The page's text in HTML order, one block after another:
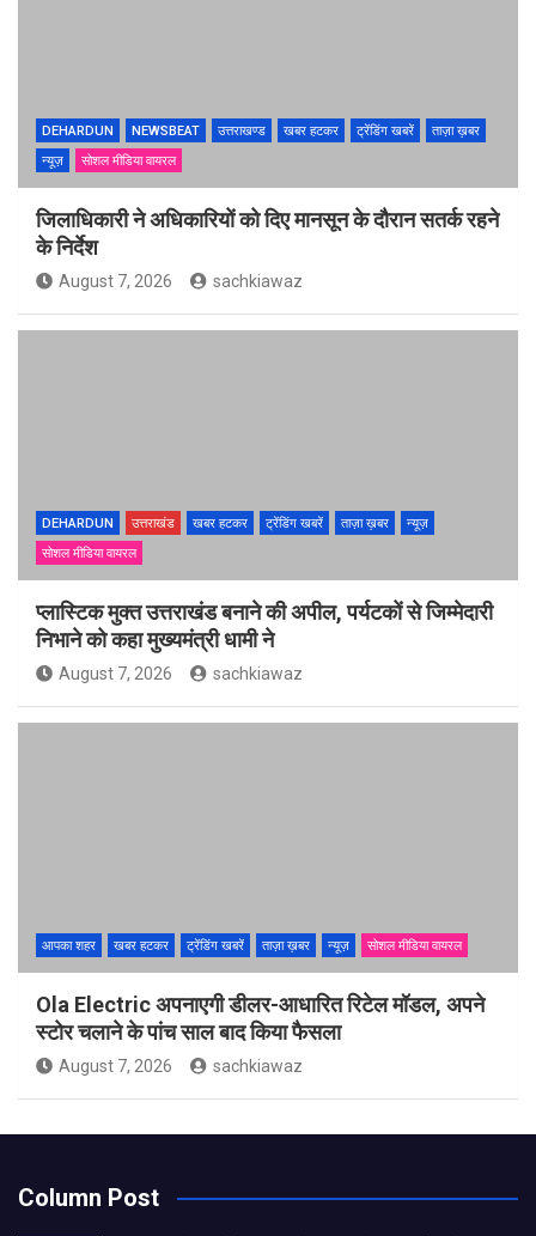
DEHARDUN NEWSBEAT उत्तराखण्ड खबर हटकर ट्रेंडिंग खबरें
ताज़ा ख़बर
न्यूज़
सोशल मीडिया वायरल
जिलाधिकारी ने अधिकारियों को दिए मानसून के दौरान सतर्क रहने
के निर्देश
August 7, 2026 sachkiawaz
DEHARDUN उत्तराखंड खबर हटकर ट्रेंडिंग खबरें ताज़ा ख़बर
न्यूज़
सोशल मीडिया वायरल
प्लास्टिक मुक्त उत्तराखंड बनाने की अपील, पर्यटकों से जिम्मेदारी
निभाने को कहा मुख्यमंत्री धामी ने
August 7, 2026 sachkiawaz
आपका शहर खबर हटकर ट्रेंडिंग खबरें ताज़ा ख़बर न्यूज़ सोशल मीडिया वायरल
Ola Electric अपनाएगी डीलर-आधारित रिटेल मॉडल, अपने
स्टोर चलाने के पांच साल बाद किया फैसला
August 7, 2026 sachkiawaz
Column Post